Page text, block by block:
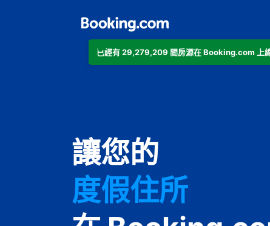
已經有 29,279,209 間房源在 Booking.com 上
讓您的
飯店
度假住所